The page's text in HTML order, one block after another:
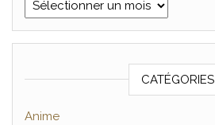
CATÉGORIES
Anime